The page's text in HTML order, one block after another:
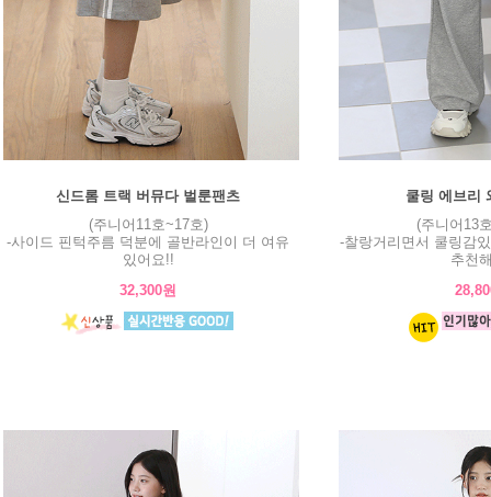
신드롬 트랙 버뮤다 벌룬팬츠
(주니어11호~17호)
-사이드 핀턱주름 덕분에 골반라인이 더 여유
있어요!!
32,300원
쿨링 에브리
(주니어13
-찰랑거리면서 쿨링감
추천